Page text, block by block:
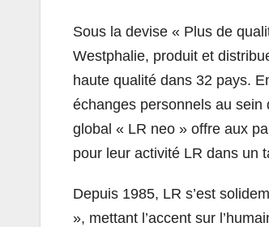
Sous la devise « Plus de
Westphalie, produit et
haute qualité dans 32 pays.
échanges personnels au sein
global « LR neo » offre aux
pour leur activité LR dans un
Depuis 1985, LR s’est
», mettant l’accent sur